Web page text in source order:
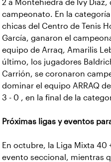
2 a Montehiedra de Ivy Díaz,
campeonato. En la categoría
chicas del Centro de Tenis
García, ganaron el
equipo de Arraq, Amarilis
último, los jugadores
Carrión, se coronaron
dominar el equipo ARRAQ
3 - 0 , en la final de la
Próximas ligas y eventos
En octubre, la Liga Mixta 40
evento seccional, mientras